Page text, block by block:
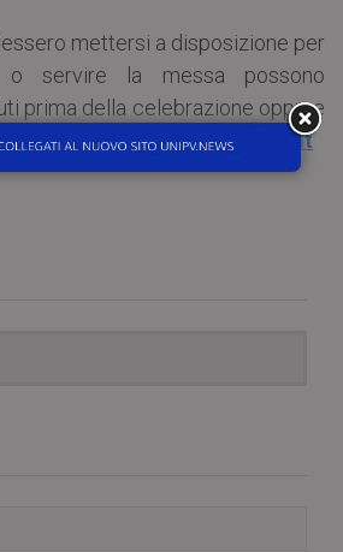
mettersi a disposizione per
o servire la messa possono
prima della celebrazione oppure